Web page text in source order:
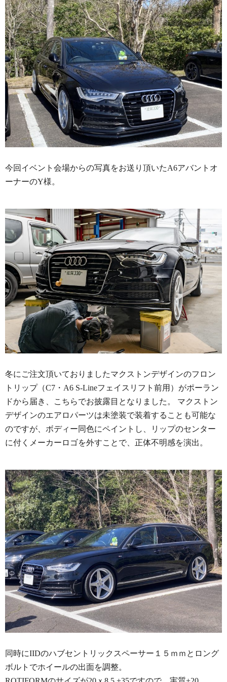
今回イベント会場からの写真をお送り頂いたA6アバントオ
ーナーのY様。
冬にご注文頂いておりましたマクストンデザインのフロン
トリップ（C7・A6 S-Lineフェイスリフト前用）がポーラン
ドから届き、こちらでお披露目となりました。 マクストン
デザインのエアロパーツは未塗装で装着することも可能な
のですが、ボディー同色にペイントし、リップのセンター
に付くメーカーロゴを外すことで、正体不明感を演出。
同時にIIDのハブセントリックスペーサー１５ｍｍとロング
ボルトでホイールの出面を調整。